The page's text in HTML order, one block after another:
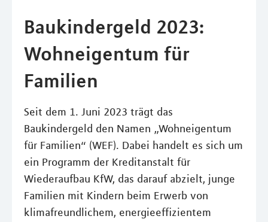
Baukindergeld 2023:
Wohneigentum für
Familien
Seit dem 1. Juni 2023 trägt das
Baukindergeld den Namen „Wohneigentum
für Familien“ (WEF). Dabei handelt es sich um
ein Programm der Kreditanstalt für
Wiederaufbau KfW, das darauf abzielt, junge
Familien mit Kindern beim Erwerb von
klimafreundlichem, energieeffizientem